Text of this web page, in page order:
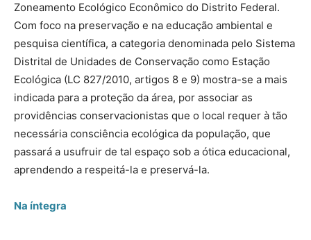
Zoneamento Ecológico Econômico do Distrito Federal.
Com foco na preservação e na educação ambiental e
pesquisa científica, a categoria denominada pelo Sistema
Distrital de Unidades de Conservação como Estação
Ecológica (LC 827/2010, artigos 8 e 9) mostra-se a mais
indicada para a proteção da área, por associar as
providências conservacionistas que o local requer à tão
necessária consciência ecológica da população, que
passará a usufruir de tal espaço sob a ótica educacional,
aprendendo a respeitá-la e preservá-la.
Na íntegra